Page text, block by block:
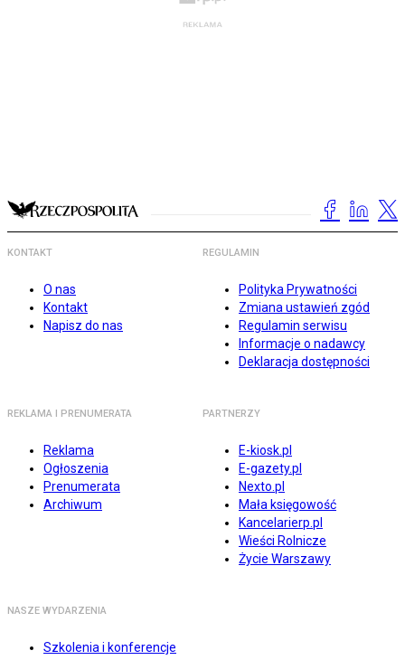
KONTAKT
O nas
Kontakt
Napisz do nas
REGULAMIN
Polityka Prywatności
Zmiana ustawień zgód
Regulamin serwisu
Informacje o nadawcy
Deklaracja dostępności
REKLAMA I PRENUMERATA
Reklama
Ogłoszenia
Prenumerata
Archiwum
PARTNERZY
E-kiosk.pl
E-gazety.pl
Nexto.pl
Mała księgowość
Kancelarierp.pl
Wieści Rolnicze
Życie Warszawy
NASZE WYDARZENIA
Szkolenia i konferencje